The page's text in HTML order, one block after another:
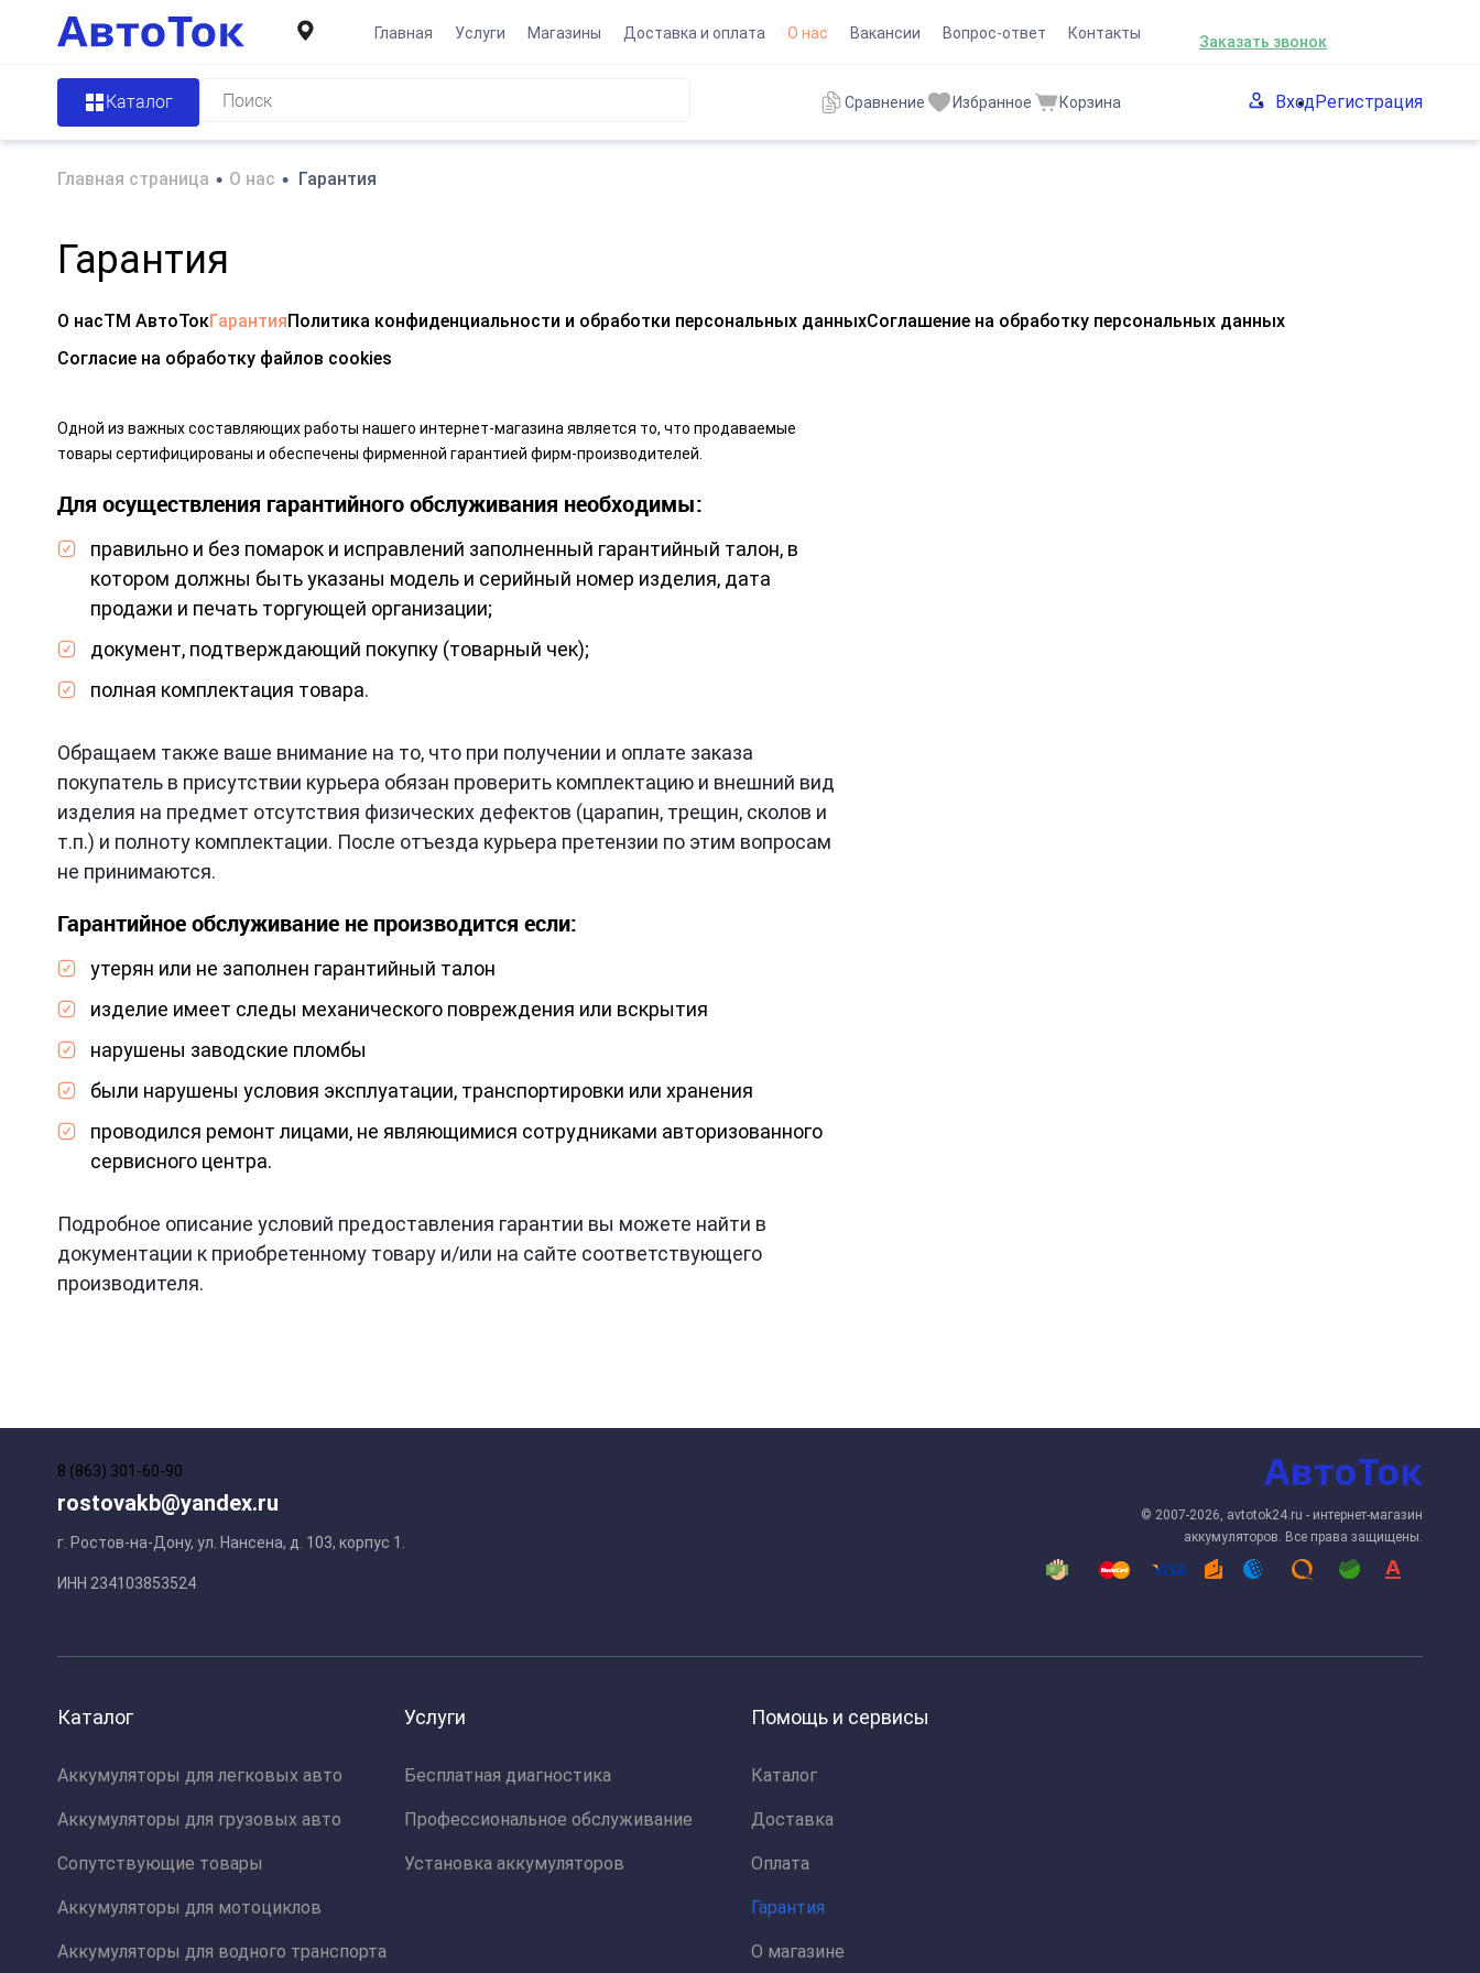
Главная Услуги Магазины Доставка и оплата О нас Вакансии Вопрос-ответ Контакты
Заказать звонок
Каталог Сравнение Избранное Корзина ВходРегистрация
Главная страница • О нас • Гарантия
Гарантия
О насТМ АвтоТокГарантияПолитика конфиденциальности и обработки персональных данныхСоглашение на обработку персональных данных
Согласие на обработку файлов cookies
Одной из важных составляющих работы нашего интернет-магазина является то, что продаваемые
товары сертифицированы и обеспечены фирменной гарантией фирм-производителей.
Для осуществления гарантийного обслуживания необходимы:
правильно и без помарок и исправлений заполненный гарантийный талон, в
котором должны быть указаны модель и серийный номер изделия, дата
продажи и печать торгующей организации;
документ, подтверждающий покупку (товарный чек);
полная комплектация товара.
Обращаем также ваше внимание на то, что при получении и оплате заказа
покупатель в присутствии курьера обязан проверить комплектацию и внешний вид
изделия на предмет отсутствия физических дефектов (царапин, трещин, сколов и
т.п.) и полноту комплектации. После отъезда курьера претензии по этим вопросам
не принимаются.
Гарантийное обслуживание не производится если:
утерян или не заполнен гарантийный талон
изделие имеет следы механического повреждения или вскрытия
нарушены заводские пломбы
были нарушены условия эксплуатации, транспортировки или хранения
проводился ремонт лицами, не являющимися сотрудниками авторизованного
сервисного центра.
Подробное описание условий предоставления гарантии вы можете найти в
документации к приобретенному товару и/или на сайте соответствующего
производителя.
8 (863) 301-60-90
rostovakb@yandex.ru
г. Ростов-на-Дону, ул. Нансена, д. 103, корпус 1.
ИНН 234103853524
© 2007-2026, avtotok24.ru - интернет-магазин
аккумуляторов. Все права защищены.
Каталог
Аккумуляторы для легковых авто
Аккумуляторы для грузовых авто
Сопутствующие товары
Аккумуляторы для мотоциклов
Аккумуляторы для водного транспорта
Услуги
Бесплатная диагностика
Профессиональное обслуживание
Установка аккумуляторов
Помощь и сервисы
Каталог
Доставка
Оплата
Гарантия
О магазине